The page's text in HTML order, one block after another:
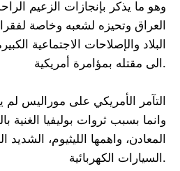
وهو ما يذكر بإنجازات الزعيم
العراق وتحيزه لشعبه وخاصة
البلاد والإصلاحات الاجتماعية
الى مقتله بمؤامرة أمريكية.
التآمر الأمريكي على موراليس
وانما بسبب ثروات بوليفيا الغنية
المعادن، واهمها الليثيوم،
السيارات الكهربائية.